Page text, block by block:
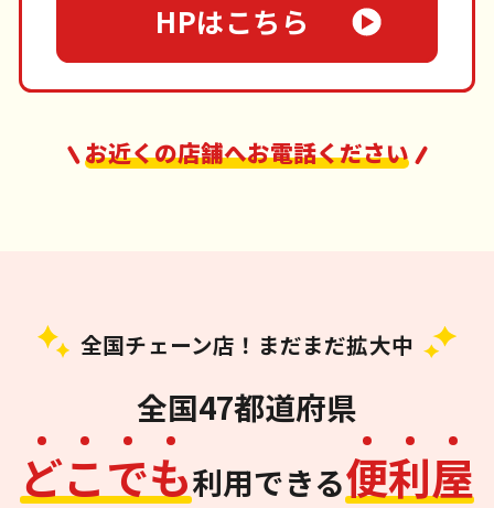
HPはこちら
お近くの店舗へお電話ください
全国チェーン店！まだまだ拡大中
全国47都道府県
どこでも利用できる便利屋